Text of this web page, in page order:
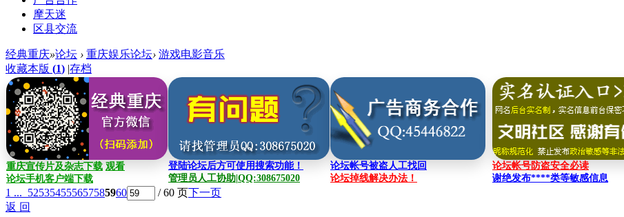
摩天迷
区县交流
经典重庆»论坛 › 重庆娱乐论坛› 游戏电影音乐
收藏本版 (1) |存档
重庆宣传片及杂志下载 观看
论坛手机客户端下载
登陆论坛后方可使用搜索功能！
管理员人工协助|QQ:308675020
论坛帐号被盗人工找回
论坛掉线解决办法！
论坛帐号防盗安全必读
谢绝发布****类等敏感信息
1 ... 525354555657585960 / 60 页下一页
返 回